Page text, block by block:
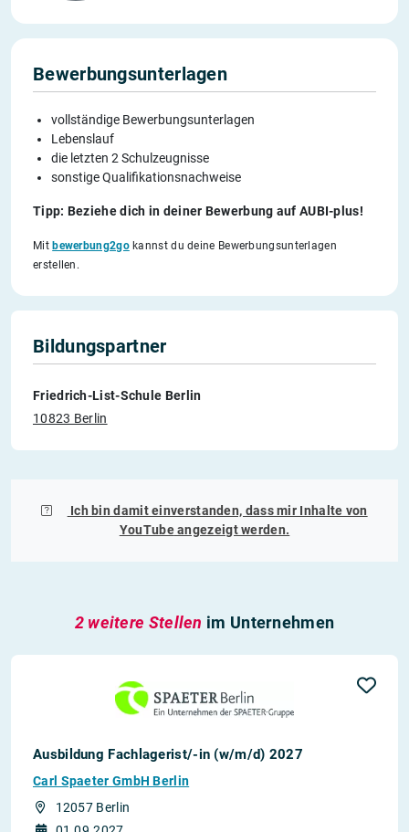
Bewerbungsunterlagen
vollständige Bewerbungsunterlagen
Lebenslauf
die letzten 2 Schulzeugnisse
sonstige Qualifikationsnachweise
Tipp: Beziehe dich in deiner Bewerbung auf AUBI-plus!
Mitbewerbung2gokannst du deine Bewerbungsunterlagen
erstellen.
Bildungspartner
Friedrich-List-Schule Berlin
10823 Berlin
Ich bin damit einverstanden, dass mir Inhalte von
YouTubeangezeigt werden.
2 weitere Stellen im Unternehmen
Ausbildung Fachlagerist/-in (w/m/d) 2027
Carl Spaeter GmbH Berlin
12057 Berlin